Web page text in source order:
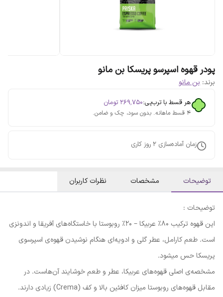
پودر قهوه اسپرسو پریسکا بن مانو
برند: بن مانو
هر قسط با ترب‌پی:۲۶۹٬۷۵۰ تومان
۴ قسط ماهانه. بدون سود، چک و ضامن.
زمان آماده‌سازی 2 روز کاری
توضیحات مشخصات نظرات کاربران
توضیحات :
این قهوه ترکیب ۸۰% عربیکا – ۲۰% روبوستا با خاستگاه‌های آفریقا و اندونزی
است. طعم کارامل، عطر گلی و ادویه‌ای هنگام نوشیدن قهوه‌ی اسپرسوی
پریسکا حس می‎شود.
مشخصه‌ی اصلی قهوه‌های عربیکا، عطر و طعم خوشایند آن‌هاست. در
مقابل قهوه‌های روبوستا میزان کافئین بالا و کف (Crema) زیادی دارند.